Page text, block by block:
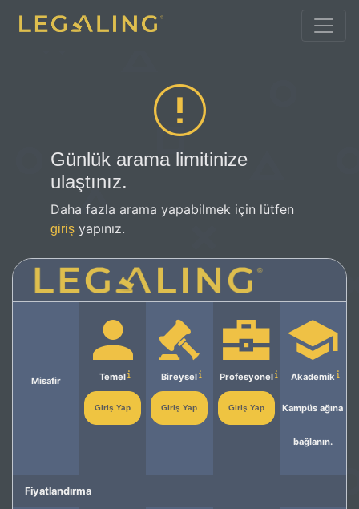
Günlük arama limitinize
ulaştınız.
Daha fazla arama yapabilmek için lütfen
giriş yapınız.
Misafir Temel
Giriş Yap
Bireysel
Giriş Yap
Profesyonel
Giriş Yap
Akademik
Kampüs ağına
bağlanın.
Fiyatlandırma